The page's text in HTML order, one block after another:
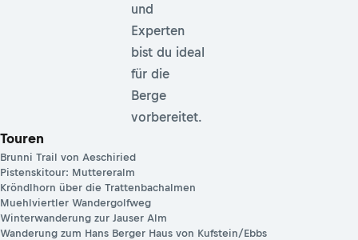
und
Experten
bist du ideal
für die
Berge
vorbereitet.
Touren
Brunni Trail von Aeschiried
Pistenskitour: Muttereralm
Kröndlhorn über die Trattenbachalmen
Muehlviertler Wandergolfweg
Winterwanderung zur Jauser Alm
Wanderung zum Hans Berger Haus von Kufstein/Ebbs